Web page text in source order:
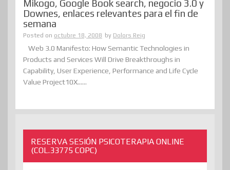
Mikogo, Google Book search, negocio 3.0 y
Downes, enlaces relevantes para el fin de
semana
Posted on octubre 18, 2008 by Dolors Reig
Web 3.0 Manifesto: How Semantic Technologies in
Products and Services Will Drive Breakthroughs in
Capability, User Experience, Performance and Life Cycle
Value Project10X......
RESERVA SESIÓN PSICOTERAPIA ONLINE
(COL.33775 COPC)